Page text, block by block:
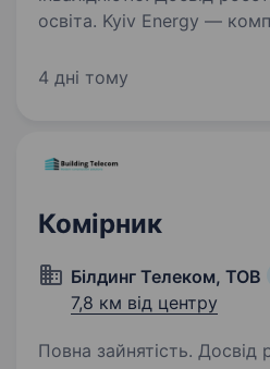
освіта. Kyiv Energy — компанія, що формує
в Україні. Ми працюємо з
4 дні тому
Комірник
Білдинг Телеком, ТОВ
7,8 км від центру
Повна зайнятість. Досвід